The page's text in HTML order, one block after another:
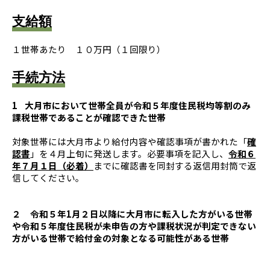
支給額
１世帯あたり １０万円（１回限り）
手続方法
1 大月市において世帯全員が令和５年度住民税均等割のみ
課税世帯であることが確認できた世帯
対象世帯には大月市より給付内容や確認事項が書かれた「確
認書 」を４月上旬に発送します。必要事項を記入し、 令和６
年７月１日（必着）
までに確認書を同封する返信用封筒で返
信してください。
２ 令和５年1月２日以降に大月市に転入した方がいる世帯
や令和５年度住民税が未申告の方や課税状況が判定できない
方がいる世帯で給付金の対象となる可能性がある世帯